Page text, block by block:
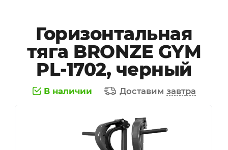
Горизонтальная
тяга BRONZE GYM
PL-1702, черный
В наличии Доставим завтра